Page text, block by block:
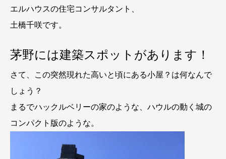
エルハウスの住宅コンサルタント、
土橋千咲です。
茅野には建築スポットがあります！
さて、この突然現れた高いと頃にある小屋？は何なんで
しょう？
まるでハックルベリーの家のような、ハウルの動く城の
コンパクト版のような。